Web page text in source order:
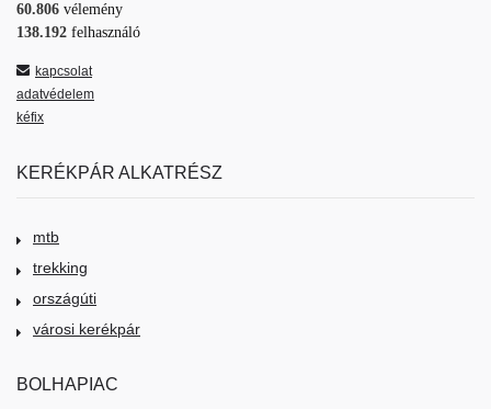
60.806 vélemény
138.192 felhasználó
kapcsolat
adatvédelem
kéfix
KERÉKPÁR ALKATRÉSZ
mtb
trekking
országúti
városi kerékpár
BOLHAPIAC